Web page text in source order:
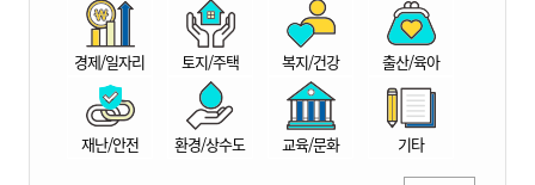
산
경제/일자리 토지/주택 복지/건강 출산/육아
재난/안전 환경/상수도 교육/문화 기타